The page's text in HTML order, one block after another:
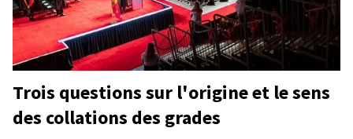
Trois questions sur l'origine et le sens
des collations des grades